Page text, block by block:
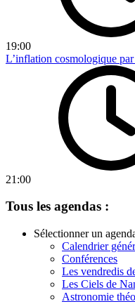
19:00
L’inflation cosmologique
21:00
Tous les agendas :
Sélectionner un
Calendrier
Conférences
Les vendredis
Les Ciels de
Astronomie